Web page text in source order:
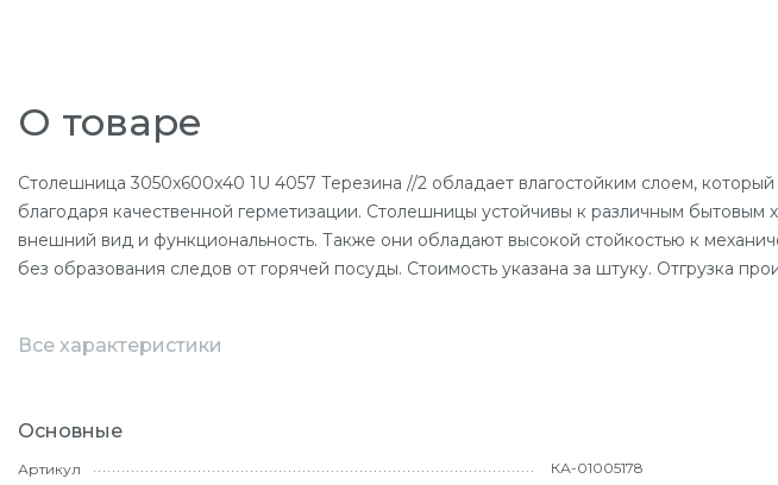
О товаре
Столешница 3050x600x40 1U 4057 Терезина //2 обладает влагостойким слоем,
благодаря качественной герметизации. Столешницы устойчивы к различным
внешний вид и функциональность. Также они обладают высокой стойкостью к
без образования следов от горячей посуды. Стоимость указана за штуку. Отгрузка
Все характеристики
Основные
Артикул КА-01005178